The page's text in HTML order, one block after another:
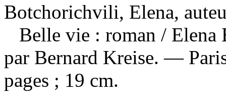
Botchorichvili, Elena,
Belle vie : roman / Elena
par Bernard Kreise. —
pages ; 19 cm.